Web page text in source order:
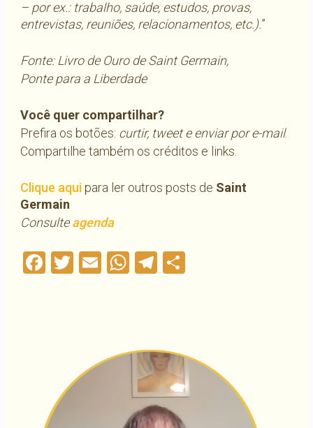
– por ex.: trabalho, saúde, estudos, provas,
entrevistas, reuniões, relacionamentos, etc.).”
Fonte: Livro de Ouro de Saint Germain,
Ponte para a Liberdade
Você quer compartilhar?
Prefira os botões: curtir, tweet e enviar por e-mail.
Compartilhe também os créditos e links.
Clique aquipara ler outros posts de Saint
Germain
Consulteagenda
Facebook
Twitter
EmailWhatsApp
Telegram